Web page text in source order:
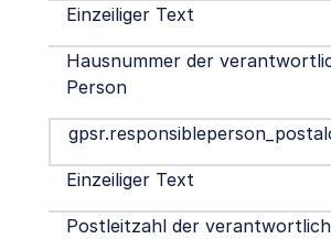
Einzeiliger Text
Hausnummer der
Person
Einzeiliger Text
Postleitzahl der